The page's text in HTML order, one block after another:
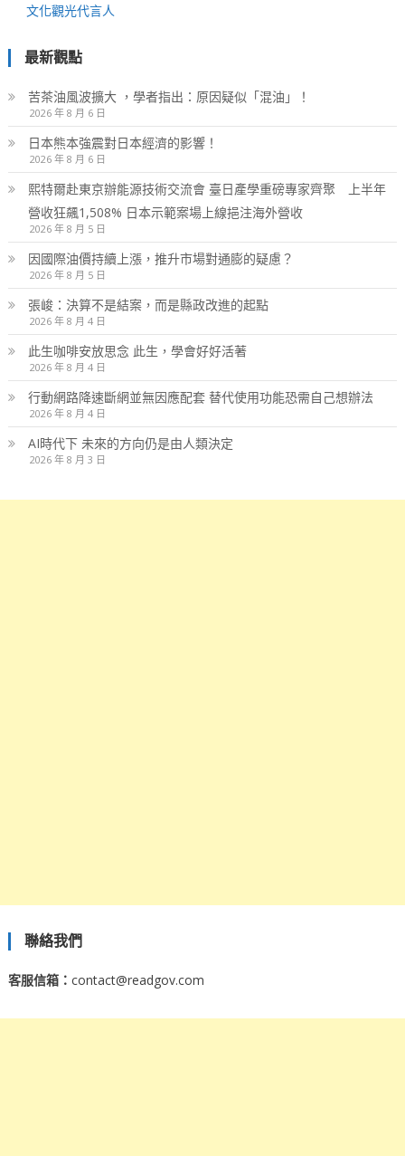
文化觀光代言人
最新觀點
苦茶油風波擴大 ，學者指出：原因疑似「混油」！
2026 年 8 月 6 日
日本熊本強震對日本經濟的影響！
2026 年 8 月 6 日
熙特爾赴東京辦能源技術交流會 臺日產學重磅專家齊聚 上半年
營收狂飆1,508% 日本示範案場上線挹注海外營收
2026 年 8 月 5 日
因國際油價持續上漲，推升市場對通膨的疑慮？
2026 年 8 月 5 日
張峻：決算不是結案，而是縣政改進的起點
2026 年 8 月 4 日
此生咖啡安放思念 此生，學會好好活著
2026 年 8 月 4 日
行動網路降速斷網並無因應配套 替代使用功能恐需自己想辦法
2026 年 8 月 4 日
AI時代下 未來的方向仍是由人類決定
2026 年 8 月 3 日
聯絡我們
客服信箱： contact@readgov.com